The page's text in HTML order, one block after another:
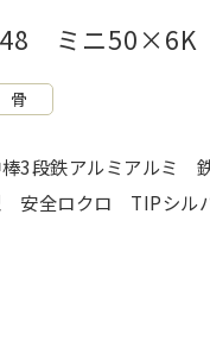
ミニ50×6K
骨
棒3段鉄アルミアルミ
安全ロクロ TIPシル